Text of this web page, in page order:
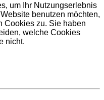
um Ihr Nutzungserlebnis
benutzen möchten,
Cookies zu. Sie haben
welche Cookies
nicht.